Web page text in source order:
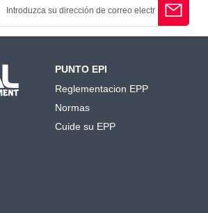
PUNTO EPI
Reglementacion EPP
Normas
Cuide su EPP